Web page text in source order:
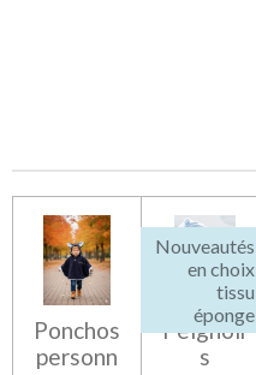
Ponchos
personn
Nouveautés
en choix
tissu
éponge
Peignoir
s